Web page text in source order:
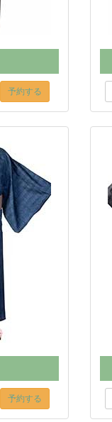
予約する
予約する